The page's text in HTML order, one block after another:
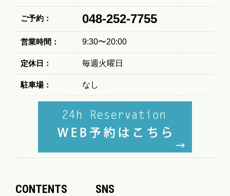
ご予約： 048-252-7755
営業時間： 9:30〜20:00
定休日： 毎週火曜日
駐車場： なし
CONTENTS SNS